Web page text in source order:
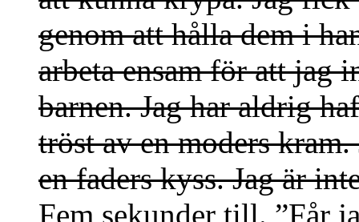
genom att hålla dem i
arbeta ensam för att jag
barnen. Jag har aldrig
tröst av en moders
en faders kyss. Jag är
Fem sekunder till. ”Får